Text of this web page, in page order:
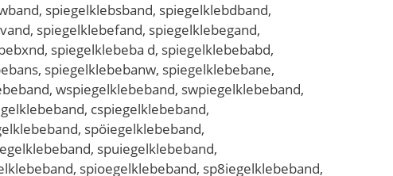
spiegelklebsband, spiegelklebdband,
spiegelklebefand, spiegelklebegand,
spiegelklebeba d, spiegelklebebabd,
spiegelklebebanw, spiegelklebebane,
wspiegelklebeband, swpiegelklebeband,
cspiegelklebeband,
spöiegelklebeband,
spuiegelklebeband,
spioegelklebeband, sp8iegelklebeband,